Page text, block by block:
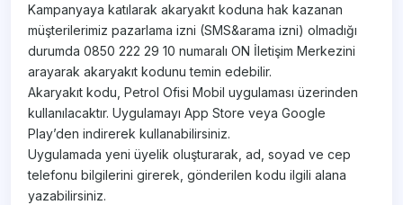
Kampanyaya katılarak akaryakıt koduna hak kazanan
müşterilerimiz pazarlama izni (SMS&arama izni) olmadığı
durumda 0850 222 29 10 numaralı ON İletişim Merkezini
arayarak akaryakıt kodunu temin edebilir.
Akaryakıt kodu, Petrol Ofisi Mobil uygulaması üzerinden
kullanılacaktır. Uygulamayı App Store veya Google
Play’den indirerek kullanabilirsiniz.
Uygulamada yeni üyelik oluşturarak, ad, soyad ve cep
telefonu bilgilerini girerek, gönderilen kodu ilgili alana
yazabilirsiniz.